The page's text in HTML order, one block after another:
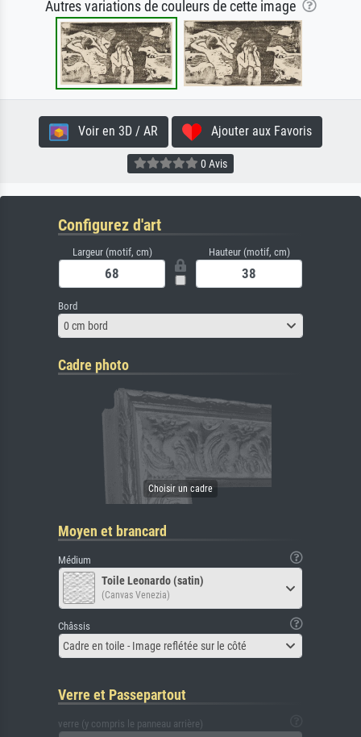
Autres variations de couleurs de cette image
Voir en 3D / AR Ajouter aux Favoris
0 Avis
Configurez d'art
Largeur (motif, cm) Hauteur (motif, cm)
Bord
0 cm bord
Cadre photo
Moyen et brancard
Médium
Toile Leonardo (satin)
(Canvas Venezia)
Châssis
Cadre en toile - Image reflétée sur le côté
Verre et Passepartout
verre (y compris le panneau arrière)